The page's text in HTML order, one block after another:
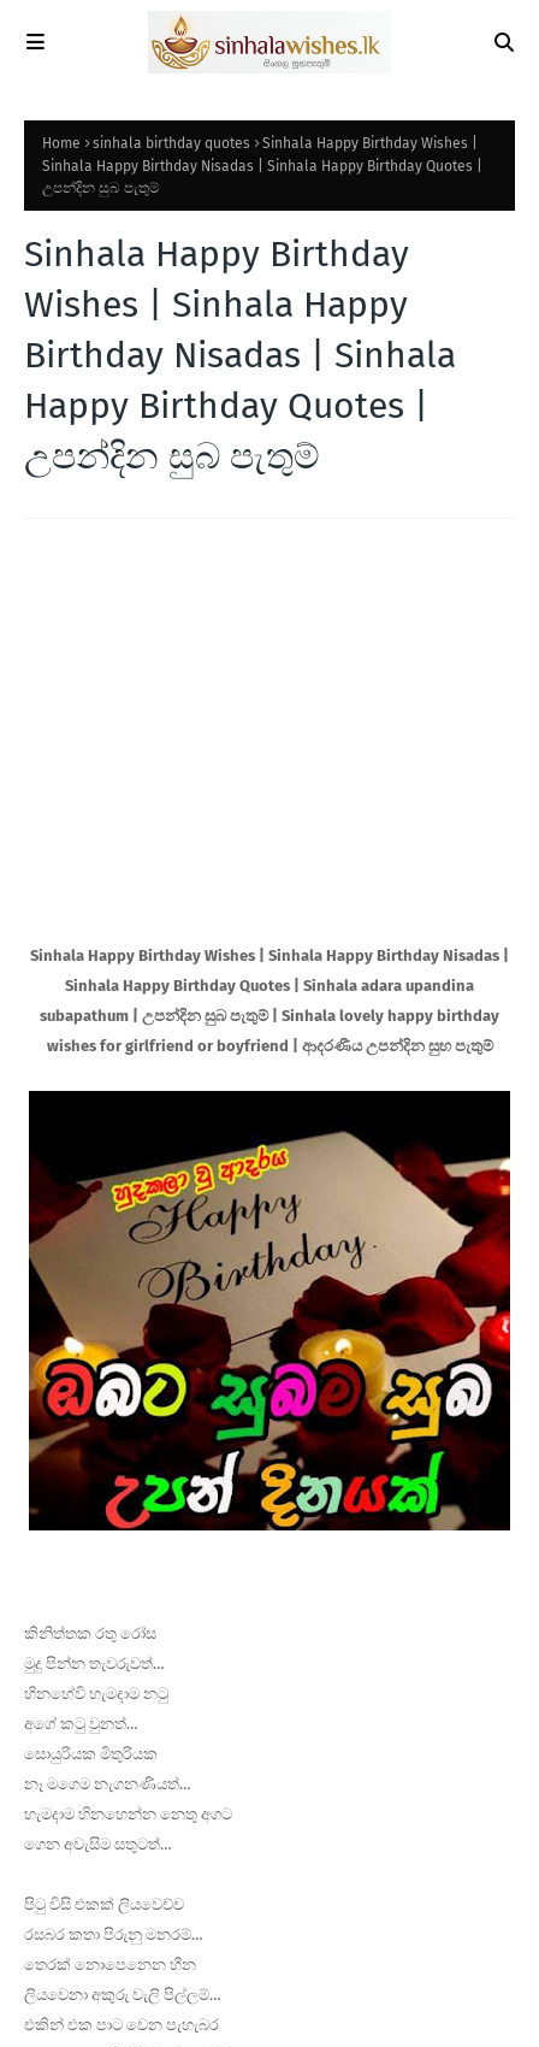
Home sinhala birthday quotes
Sinhala Happy Birthday Wishes |
Sinhala Happy Birthday Nisadas | Sinhala Happy Birthday Quotes |
උපන්දින සුබ පැතුම්
Sinhala Happy Birthday
Wishes | Sinhala Happy
Birthday Nisadas | Sinhala
Happy Birthday Quotes |
උපන්දින සුබ පැතුම්
Sinhala Happy Birthday Wishes | Sinhala Happy Birthday Nisadas |
Sinhala Happy Birthday Quotes | Sinhala adara upandina
subapathum | උපන්දින සුබ පැතුම් | Sinhala lovely happy birthday
wishes for girlfriend or boyfriend | ආදරණීය උපන්දින සුභ පැතුම්
කිනිත්තක රතු රෝස
මුදු පින්න තැවරුවත්…
හිනහේවි හැමදාම නටු
අගේ කටු වුනත්…
සොයුරියක මිතුරියක
නෑ මගෙම නැගනණියත්…
හැමදාම හිනහෙන්න නෙතු අගට
ගෙන අවැසිම සතුටත්…
පිටු විසි එකක් ලියවෙච්ච
රසබර කතා පිරුනු මනරම්…
තෙරක් නොපෙනෙන හීන
ලියවෙනා අකුරු වැලි පිල්ලම්…
එකින් එක පාට වෙන පැහැබර